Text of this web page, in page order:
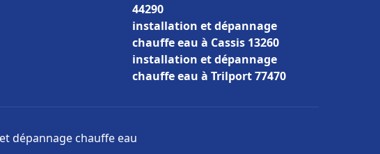
44290
installation et dépannage
chauffe eau à Cassis 13260
installation et dépannage
chauffe eau à Trilport 77470
dépannage chauffe eau